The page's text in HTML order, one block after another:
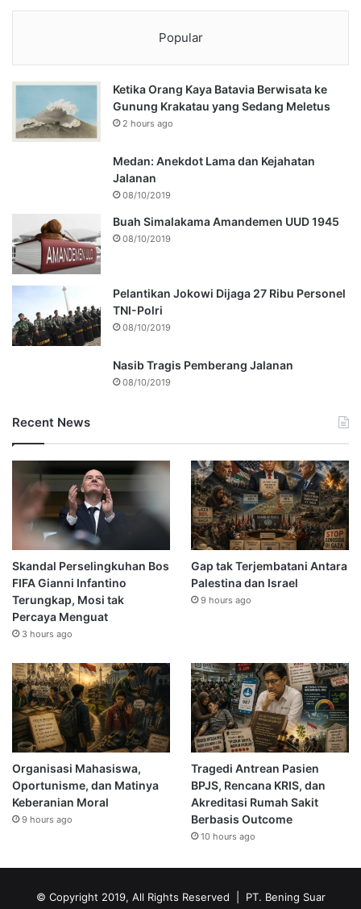
Popular
Ketika Orang Kaya Batavia Berwisata ke
Gunung Krakatau yang Sedang Meletus
2 hours ago
Medan: Anekdot Lama dan Kejahatan
Jalanan
08/10/2019
Buah Simalakama Amandemen UUD 1945
08/10/2019
Pelantikan Jokowi Dijaga 27 Ribu Personel
TNI-Polri
08/10/2019
Nasib Tragis Pemberang Jalanan
08/10/2019
Recent News
Skandal Perselingkuhan Bos
FIFA Gianni Infantino
Terungkap, Mosi tak
Percaya Menguat
3 hours ago
Gap tak Terjembatani Antara
Palestina dan Israel
9 hours ago
Organisasi Mahasiswa,
Oportunisme, dan Matinya
Keberanian Moral
9 hours ago
Tragedi Antrean Pasien
BPJS, Rencana KRIS, dan
Akreditasi Rumah Sakit
Berbasis Outcome
10 hours ago
© Copyright 2019, All Rights Reserved | PT. Bening Suar